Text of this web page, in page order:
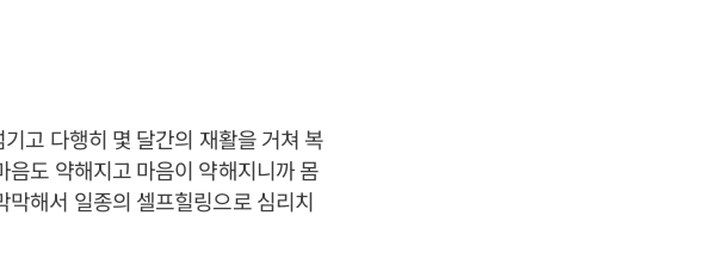
고 다행히 몇 달간의 재활을 거쳐 복
도 약해지고 마음이 약해지니까 몸
해서 일종의 셀프힐링으로 심리치